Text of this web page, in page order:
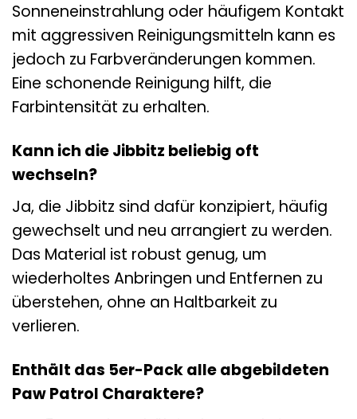
Sonneneinstrahlung oder häufigem Kontakt
mit aggressiven Reinigungsmitteln kann es
jedoch zu Farbveränderungen kommen.
Eine schonende Reinigung hilft, die
Farbintensität zu erhalten.
Kann ich die Jibbitz beliebig oft
wechseln?
Ja, die Jibbitz sind dafür konzipiert, häufig
gewechselt und neu arrangiert zu werden.
Das Material ist robust genug, um
wiederholtes Anbringen und Entfernen zu
überstehen, ohne an Haltbarkeit zu
verlieren.
Enthält das 5er-Pack alle abgebildeten
Paw Patrol Charaktere?